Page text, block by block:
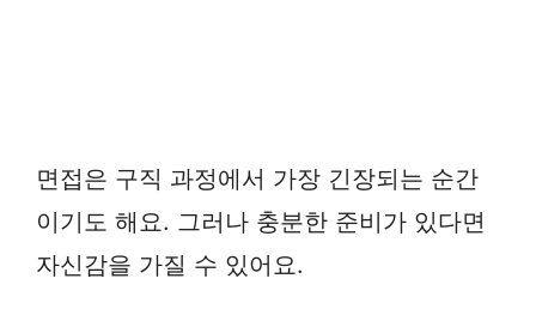
면접은 구직 과정에서 가장 긴장되는 순간
이기도 해요. 그러나 충분한 준비가 있다면
자신감을 가질 수 있어요.